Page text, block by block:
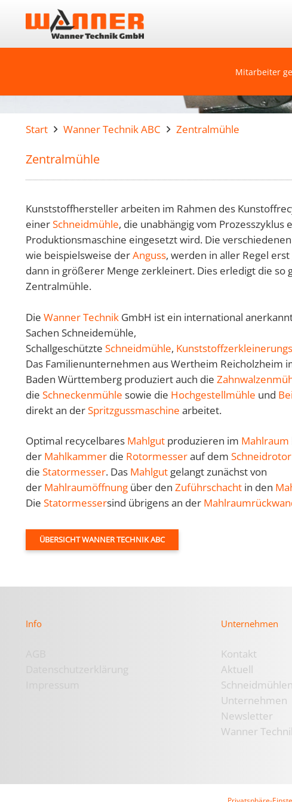
Mitarbeiter
Start Wanner Technik ABC Zentralmühle
Zentralmühle
Kunststoffhersteller arbeiten im Rahmen des
einerSchneidmühle, die unabhängig vom Prozesszyklus
Produktionsmaschine eingesetzt wird. Die
wie beispielsweise derAnguss, werden in aller Regel
dann in größerer Menge zerkleinert. Dies erledigt die so
Zentralmühle.
Die Wanner TechnikGmbH ist ein international
Sachen Schneidemühle,
Schallgeschützte Schneidmühle,
Das Familienunternehmen aus Wertheim Reicholzheim
Baden Württemberg produziert auch die
die Schneckenmühle sowie die Hochgestellmühle und
direkt an derSpritzgussmaschine arbeitet.
Optimal recycelbares Mahlgutproduzieren im Mahlraum
der Mahlkammerdie Rotormesserauf dem Schneidrotor
die Statormesser. Das Mahlgutgelangt zunächst von
der Mahlraumöffnungüber den Zuführschachtin den
Die Statormessersind übrigens an der
ÜBERSICHT WANNER TECHNIK ABC
Info
Datenschutzerklärung
Unternehmen
Kontakt
Aktuell
Schneidmühlen
Unternehmen
Newsletter
Wanner